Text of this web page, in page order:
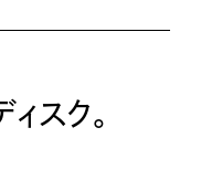
スク。